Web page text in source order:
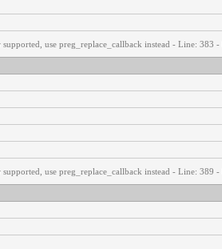
use preg_replace_callback instead - Line: 383
use preg_replace_callback instead - Line: 389